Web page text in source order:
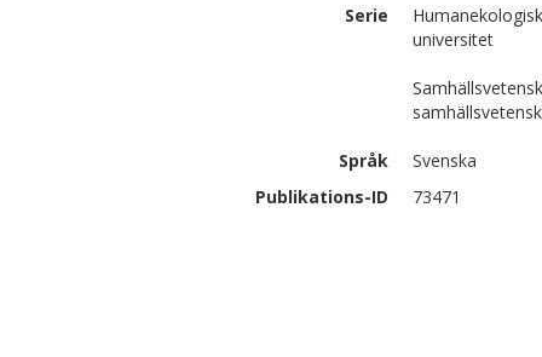
Serie
universitet
Språk
Svenska
Publikations-ID
73471